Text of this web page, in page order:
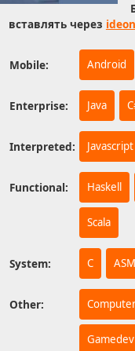
вставлять через
Mobile: Android
Enterprise: Java
Interpreted: Javascript
Functional: Haskell
Scala
System: C ASM
Other:
Gamedev